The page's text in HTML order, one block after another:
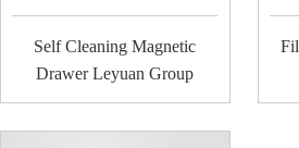
Self Cleaning Magnetic
Drawer Leyuan Group